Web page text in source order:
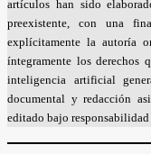
artículos han sido
preexistente, con una
explícitamente la autoría
íntegramente los derechos
inteligencia artificial
documental y redacción
editado bajo